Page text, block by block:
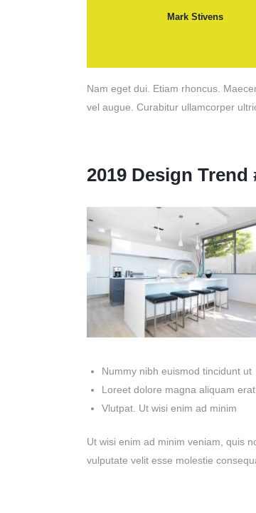
Mark Stivens
Nam eget dui. Etiam rhoncus.
vel augue. Curabitur ullamcorper
2019 Design
Nummy nibh euismod tincidunt ut
Loreet dolore magna aliquam erat
Vlutpat. Ut wisi enim ad minim
Ut wisi enim ad minim veniam, quis
vulputate velit esse molestie